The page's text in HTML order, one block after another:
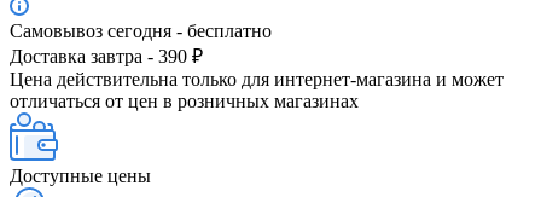
Самовывоз сегодня - бесплатно
Доставка завтра - 390 ₽
Цена действительна только для интернет-магазина и может
отличаться от цен в розничных магазинах
Доступные цены